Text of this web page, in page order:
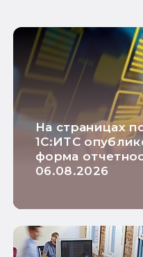
На страницах
1С:ИТС
форма
06.08.2026